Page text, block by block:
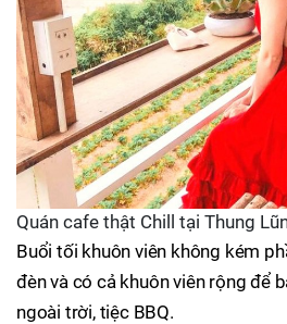
Quán cafe thật Chill tại Thung
Buổi tối khuôn viên không kém
đèn và có cả khuôn viên rộng để
ngoài trời, tiệc BBQ.